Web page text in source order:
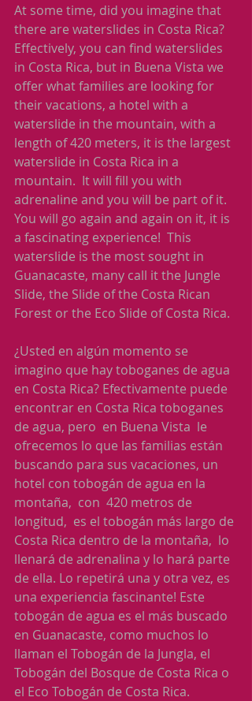
At some time, did you imagine that
there are waterslides in Costa Rica?
Effectively, you can find waterslides
in Costa Rica, but in Buena Vista we
offer what families are looking for
their vacations, a hotel with a
waterslide in the mountain, with a
length of 420 meters, it is the largest
waterslide in Costa Rica in a
mountain.  It will fill you with
adrenaline and you will be part of it.
You will go again and again on it, it is
a fascinating experience!  This
waterslide is the most sought in
Guanacaste, many call it the Jungle
Slide, the Slide of the Costa Rican
Forest or the Eco Slide of Costa Rica.
¿Usted en algún momento se
imagino que hay toboganes de agua
en Costa Rica? Efectivamente puede
encontrar en Costa Rica toboganes
de agua, pero  en Buena Vista  le
ofrecemos lo que las familias están
buscando para sus vacaciones, un
hotel con tobogán de agua en la
montaña,  con  420 metros de
longitud,  es el tobogán más largo de
Costa Rica dentro de la montaña,  lo
llenará de adrenalina y lo hará parte
de ella. Lo repetirá una y otra vez, es
una experiencia fascinante! Este
tobogán de agua es el más buscado
en Guanacaste, como muchos lo
llaman el Tobogán de la Jungla, el
Tobogán del Bosque de Costa Rica o
el Eco Tobogán de Costa Rica.